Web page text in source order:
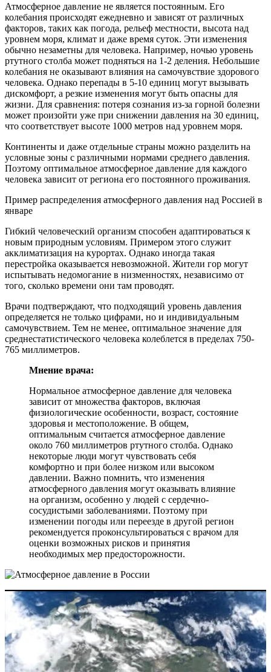
Атмосферное давление не является постоянным. Его
колебания происходят ежедневно и зависят от различных
факторов, таких как погода, рельеф местности, высота над
уровнем моря, климат и даже время суток. Эти изменения
обычно незаметны для человека. Например, ночью уровень
ртутного столба может подняться на 1-2 деления. Небольшие
колебания не оказывают влияния на самочувствие здорового
человека. Однако перепады в 5-10 единиц могут вызывать
дискомфорт, а резкие изменения могут быть опасны для
жизни. Для сравнения: потеря сознания из-за горной болезни
может произойти уже при снижении давления на 30 единиц,
что соответствует высоте 1000 метров над уровнем моря.
Континенты и даже отдельные страны можно разделить на
условные зоны с различными нормами среднего давления.
Поэтому оптимальное атмосферное давление для каждого
человека зависит от региона его постоянного проживания.
Пример распределения атмосферного давления над Россией в
январе
Гибкий человеческий организм способен адаптироваться к
новым природным условиям. Примером этого служит
акклиматизация на курортах. Однако иногда такая
перестройка оказывается невозможной. Жители гор могут
испытывать недомогание в низменностях, независимо от
того, сколько времени они там проводят.
Врачи подтверждают, что подходящий уровень давления
определяется не только цифрами, но и индивидуальным
самочувствием. Тем не менее, оптимальное значение для
среднестатистического человека колеблется в пределах 750-
765 миллиметров.
Мнение врача:
Нормальное атмосферное давление для человека
зависит от множества факторов, включая
физиологические особенности, возраст, состояние
здоровья и местоположение. В общем,
оптимальным считается атмосферное давление
около 760 миллиметров ртутного столба. Однако
некоторые люди могут чувствовать себя
комфортно и при более низком или высоком
давлении. Важно помнить, что изменения
атмосферного давления могут оказывать влияние
на организм, особенно у людей с сердечно-
сосудистыми заболеваниями. Поэтому при
изменении погоды или переезде в другой регион
рекомендуется проконсультироваться с врачом для
оценки возможных рисков и принятия
необходимых мер предосторожности.